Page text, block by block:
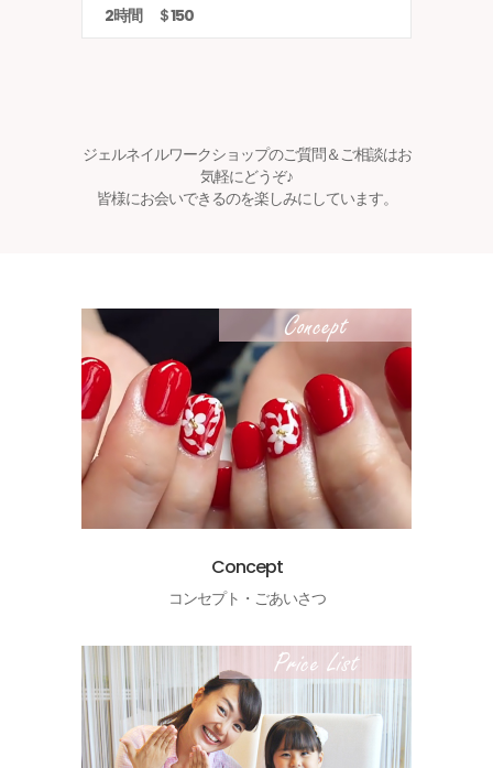
2時間 ＄150
ジェルネイルワークショップのご質問＆ご相談はお
気軽にどうぞ♪
皆様にお会いできるのを楽しみにしています。
Concept
コンセプト・ごあいさつ